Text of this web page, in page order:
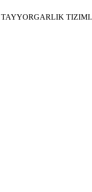
TAYYORGARLIK TIZIMI.